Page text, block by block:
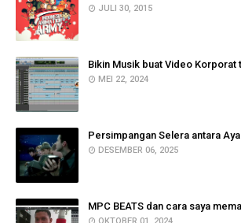
JULI 30, 2015
Bikin Musik buat Video Korporat
MEI 22, 2024
Persimpangan Selera antara
DESEMBER 06, 2025
MPC BEATS dan cara saya